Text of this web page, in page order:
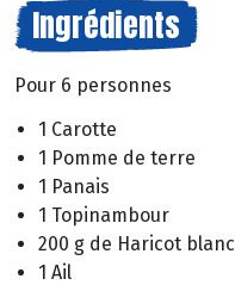
Ingrédients
Pour 6 personnes
1 Carotte
1 Pomme de terre
1 Panais
1 Topinambour
200 g de Haricot blanc
1 Ail